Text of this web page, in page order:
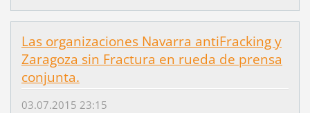
Las organizaciones Navarra antiFracking y
Zaragoza sin Fractura en rueda de prensa
conjunta.
03.07.2015 23:15